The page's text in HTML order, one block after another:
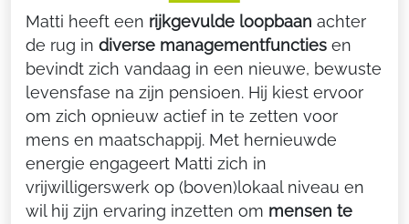
Matti heeft een rijkgevulde loopbaan achter
de rug in diverse managementfuncties en
bevindt zich vandaag in een nieuwe, bewuste
levensfase na zijn pensioen. Hij kiest ervoor
om zich opnieuw actief in te zetten voor
mens en maatschappij. Met hernieuwde
energie engageert Matti zich in
vrijwilligerswerk op (boven)lokaal niveau en
wil hij zijn ervaring inzetten om mensen te